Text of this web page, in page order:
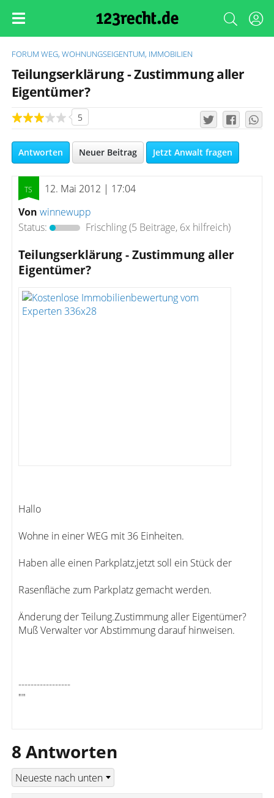
FORUM WEG, WOHNUNGSEIGENTUM, IMMOBILIEN
Teilungserklärung - Zustimmung aller
Eigentümer?
5
Antworten Neuer Beitrag Jetzt Anwalt fragen
12. Mai 2012 | 17:04
Von winnewupp
Status:
Frischling(5 Beiträge, 6x hilfreich)
Teilungserklärung - Zustimmung aller
Eigentümer?
Hallo
Wohne in einer WEG mit 36 Einheiten.
Haben alle einen Parkplatz,jetzt soll ein Stück der
Rasenfläche zum Parkplatz gemacht werden.
Änderung der Teilung.Zustimmung aller Eigentümer?
Muß Verwalter vor Abstimmung darauf hinweisen.
-----------------
""
8 Antworten